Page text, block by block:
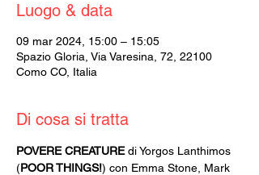
Luogo & data
09 mar 2024, 15:00 – 15:05
Spazio Gloria, Via Varesina, 72, 22100
Como CO, Italia
Di cosa si tratta
POVERE CREATURE di Yorgos Lanthimos
(POOR THINGS!) con Emma Stone, Mark